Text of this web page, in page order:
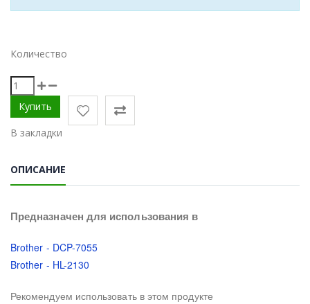
Количество
В закладки
ОПИСАНИЕ
Предназначен для использования в
Brother - DCP-7055
Brother - HL-2130
Рекомендуем использовать в этом продукте